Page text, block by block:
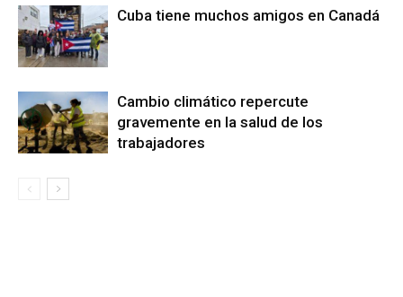
Cuba tiene muchos amigos en Canadá
Cambio climático repercute
gravemente en la salud de los
trabajadores